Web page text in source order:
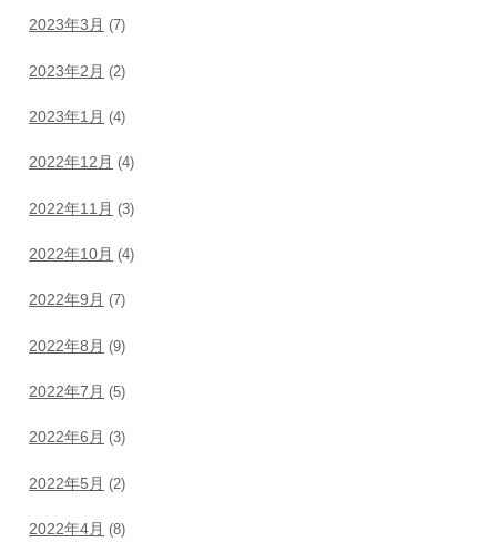
2023年3月 (7)
2023年2月 (2)
2023年1月 (4)
2022年12月 (4)
2022年11月 (3)
2022年10月 (4)
2022年9月 (7)
2022年8月 (9)
2022年7月 (5)
2022年6月 (3)
2022年5月 (2)
2022年4月 (8)